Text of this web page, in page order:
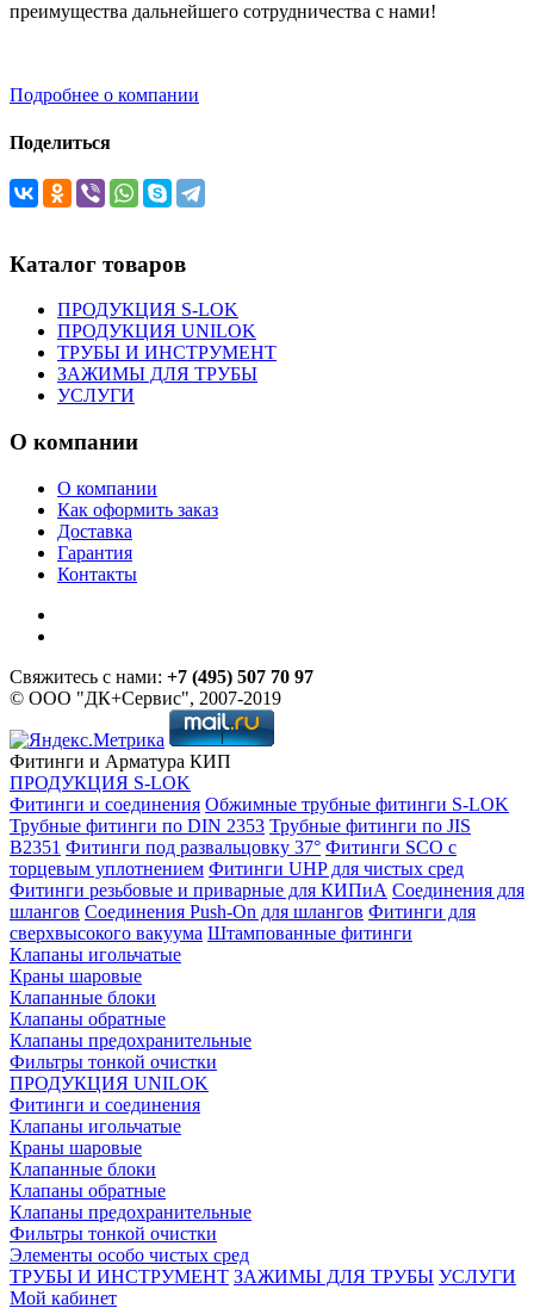
преимущества дальнейшего сотрудничества с нами!
Подробнее о компании
Поделиться
Каталог товаров
ПРОДУКЦИЯ S-LOK
ПРОДУКЦИЯ UNILOK
ТРУБЫ И ИНСТРУМЕНТ
ЗАЖИМЫ ДЛЯ ТРУБЫ
УСЛУГИ
О компании
О компании
Как оформить заказ
Доставка
Гарантия
Контакты
Свяжитесь с нами: +7 (495) 507 70 97
© ООО "ДК+Сервис", 2007-2019
Фитинги и Арматура КИП
ПРОДУКЦИЯ S-LOK
Фитинги и соединения Обжимные трубные фитинги S-LOK
Трубные фитинги по DIN 2353 Трубные фитинги по JIS
B2351 Фитинги под развальцовку 37° Фитинги SCO с
торцевым уплотнением Фитинги UHP для чистых сред
Фитинги резьбовые и приварные для КИПиА Соединения для
шлангов Соединения Push-On для шлангов Фитинги для
сверхвысокого вакуума Штампованные фитинги
Клапаны игольчатые
Краны шаровые
Клапанные блоки
Клапаны обратные
Клапаны предохранительные
Фильтры тонкой очистки
ПРОДУКЦИЯ UNILOK
Фитинги и соединения
Клапаны игольчатые
Краны шаровые
Клапанные блоки
Клапаны обратные
Клапаны предохранительные
Фильтры тонкой очистки
Элементы особо чистых сред
ТРУБЫ И ИНСТРУМЕНТ ЗАЖИМЫ ДЛЯ ТРУБЫ УСЛУГИ
Мой кабинет